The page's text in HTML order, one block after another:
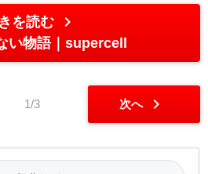
を読む chevron_right
い物語 supercell
1/3 次へ chevron_right